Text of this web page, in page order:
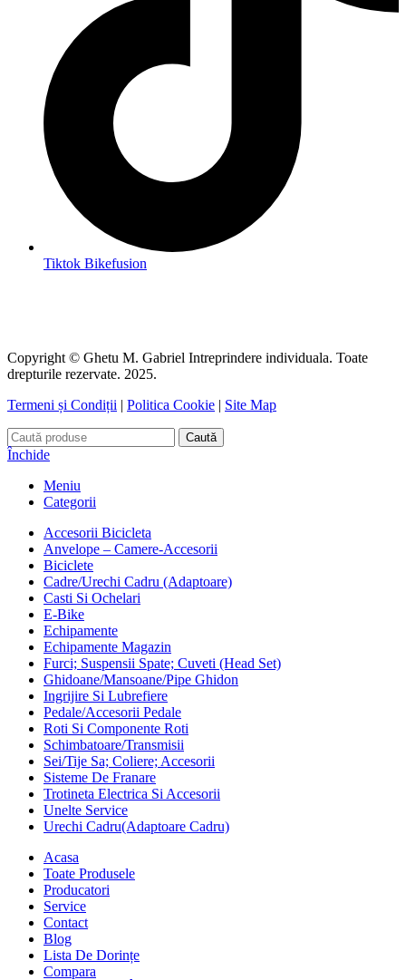
Tiktok Bikefusion
Copyright © Ghetu M. Gabriel Intreprindere individuala. Toate
drepturile rezervate. 2025.
Termeni și Condiții | Politica Cookie | Site Map
Caută
Închide
Meniu
Categorii
Accesorii Bicicleta
Anvelope – Camere-Accesorii
Biciclete
Cadre/Urechi Cadru (Adaptoare)
Casti Si Ochelari
E-Bike
Echipamente
Echipamente Magazin
Furci; Suspensii Spate; Cuveti (Head Set)
Ghidoane/Mansoane/Pipe Ghidon
Ingrijire Si Lubrefiere
Pedale/Accesorii Pedale
Roti Si Componente Roti
Schimbatoare/Transmisii
Sei/Tije Sa; Coliere; Accesorii
Sisteme De Franare
Trotineta Electrica Si Accesorii
Unelte Service
Urechi Cadru(Adaptoare Cadru)
Acasa
Toate Produsele
Producatori
Service
Contact
Blog
Lista De Dorințe
Compara